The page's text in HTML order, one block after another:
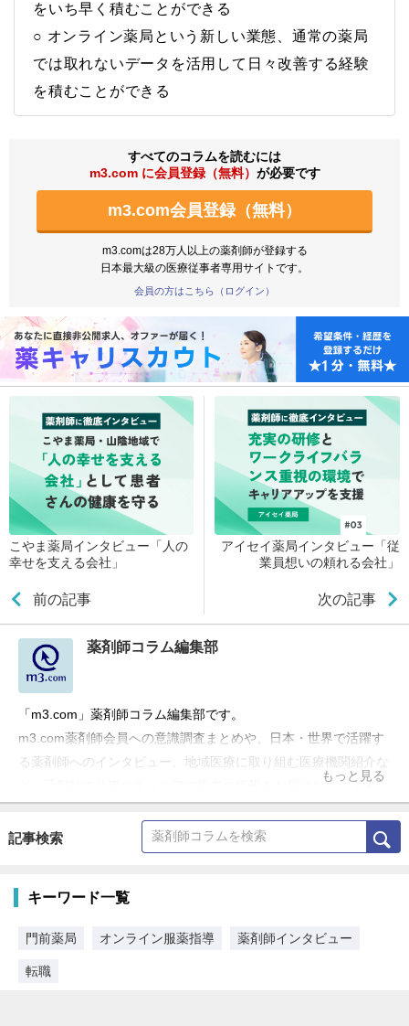
をいち早く積むことができる
○ オンライン薬局という新しい業態、通常の薬局
では取れないデータを活用して日々改善する経験
を積むことができる
すべてのコラムを読むには
m3.com に会員登録（無料） が必要です
m3.com会員登録（無料）
m3.comは28万人以上の薬剤師が登録する
日本最大級の医療従事者専用サイトです。
会員の方はこちら（ログイン）
こやま薬局インタビュー「人の
幸せを支える会社」
前の記事
アイセイ薬局インタビュー「従
業員想いの頼れる会社」
次の記事
薬剤師コラム編集部
「m3.com」薬剤師コラム編集部です。
m3.com薬剤師会員への意識調査まとめや、日本・世界で活躍す
る薬剤師へのインタビュー、地域医療に取り組む医療機関紹介な
ど、薬剤師の仕事やキャリアに役立つ情報をお届けしています。
もっと見る
記事検索
キーワード一覧
門前薬局 オンライン服薬指導 薬剤師インタビュー
転職